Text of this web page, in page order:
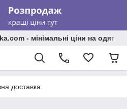
- мінімальні ціни на одяг
доставка